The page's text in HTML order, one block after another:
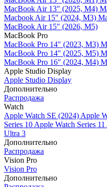
MacBook Air 13" (2025, M4)
Macbook Air 15" (2024, M3)
MacBook Air 15″ (2026, M5)
MacBook Pro
MacBook Pro 14" (2023, M3)
MacBook Pro 14″ (2025, M5)
MacBook Pro 16″ (2024, M4)
Apple Studio Display
Apple Studio Display
Дополнительно
Распродажа
Watch
Apple Watch SE (2024) Apple
Series 10 Apple Watch Series 11
Ultra 3
Дополнительно
Распродажа
Vision Pro
Vision Pro
Дополнительно